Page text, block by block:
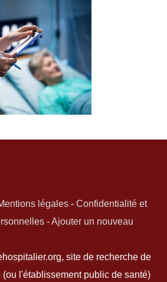
légales- Confidentialité et
- Ajouter un nouveau
site de recherche de
l'établissement public de santé)